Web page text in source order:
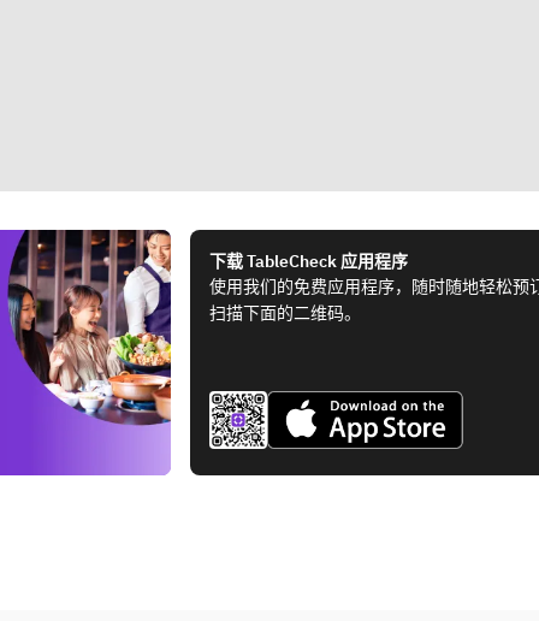
下载 TableCheck 应用程序
使用我们的免费应用程序，随时随地轻松预
扫描下面的二维码。